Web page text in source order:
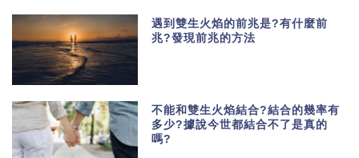
遇到雙生火焰的前兆是?有什麼前
兆?發現前兆的方法
不能和雙生火焰結合?結合的幾率有
多少?據說今世都結合不了是真的
嗎?